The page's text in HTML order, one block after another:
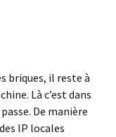
briques, il reste à
Là c’est dans
De manière
IP locales